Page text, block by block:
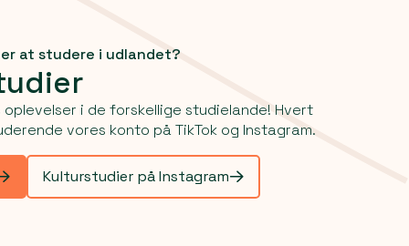
at studere i udlandet?
i de forskellige studielande! Hvert
vores konto på TikTok og Instagram.
Kulturstudier på Instagram